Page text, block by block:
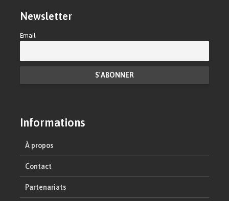
Newsletter
Email
Informations
À propos
Contact
Partenariats